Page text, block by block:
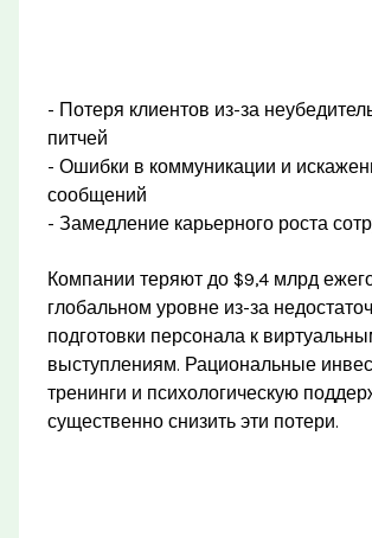
- Потеря клиентов из-за
питчей
- Ошибки в коммуникации и
сообщений
- Замедление карьерного роста
Компании теряют до $9,4 млрд
глобальном уровне из-за
подготовки персонала к
выступлениям. Рациональные
тренинги и психологическую
существенно снизить эти потери.